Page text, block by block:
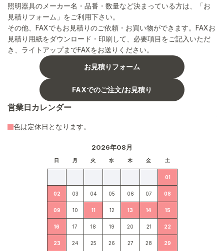
照明器具のメーカー名・品番・数量など決まっている方は、「お
見積りフォーム」をご利用下さい。
その他、FAXでもお見積りのご依頼・お買い物ができます。FAXお
見積り用紙をダウンロード・印刷して、必要項目をご記入いただ
き、ライトアップまでFAXをお送りください。
お見積りフォーム
FAXでのご注文/お見積り
営業日カレンダー
2026年08月
日 月 火 水 木 金 土
01
02 03 04 05 06 07 08
09 10 11 12 13 14 15
16 17 18 19 20 21 22
23 24 25 26 27 28 29
色は定休日となります。